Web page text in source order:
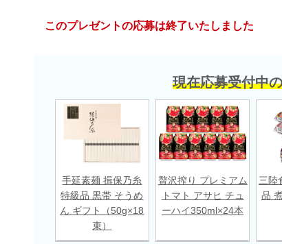
このプレゼントの応募は終了いたしました
現在応募受付中
手延素麺 揖保乃糸
特級品 黒帯 そうめ
ん ギフト（50g×18
束）
贅沢搾り プレミアム
トマト アサヒ チュ
ーハイ350ml×24本
三陸
品